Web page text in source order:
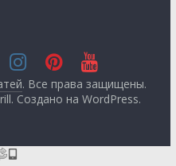
. Все права защищены.
. Создано наWordPress.